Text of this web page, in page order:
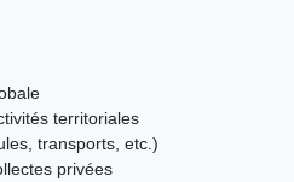
territoriales
transports, etc.)
privées